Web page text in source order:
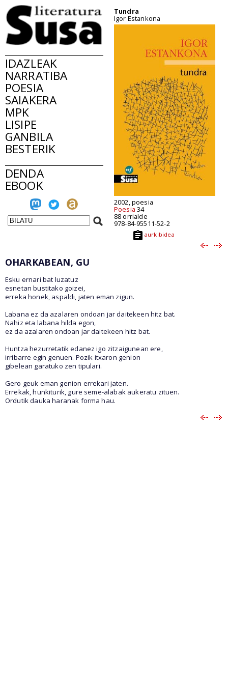
IDAZLEAK
NARRATIBA
POESIA
SAIAKERA
MPK
LISIPE
GANBILA
BESTERIK
DENDA
EBOOK
Tundra
Igor Estankona
2002, poesia
Poesia 34
88 orrialde
978-84-95511-52-2
aurkibidea
OHARKABEAN, GU
Esku ernari bat luzatuz
esnetan bustitako goizei,
erreka honek, aspaldi, jaten eman zigun.
Labana ez da azalaren ondoan jar daitekeen hitz bat.
Nahiz eta labana hilda egon,
ez da azalaren ondoan jar daitekeen hitz bat.
Huntza hezurretatik edanez igo zitzaigunean ere,
irribarre egin genuen. Pozik itxaron genion
gibelean garatuko zen tipulari.
Gero geuk eman genion errekari jaten.
Errekak, hunkiturik, gure seme-alabak aukeratu zituen.
Ordutik dauka haranak forma hau.